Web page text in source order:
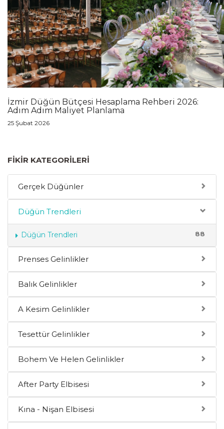
İzmir Düğün Bütçesi Hesaplama Rehberi 2026:
Adım Adım Maliyet Planlama
25 Şubat 2026
FIKIR KATEGORILERI
Gerçek Düğünler
Düğün Trendleri
88
Düğün Trendleri
Prenses Gelinlikler
Balık Gelinlikler
A Kesim Gelinlikler
Tesettür Gelinlikler
Bohem Ve Helen Gelinlikler
After Party Elbisesi
Kına - Nişan Elbisesi